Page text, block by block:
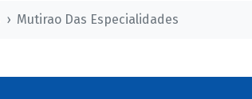
Mutirao Das Especialidades